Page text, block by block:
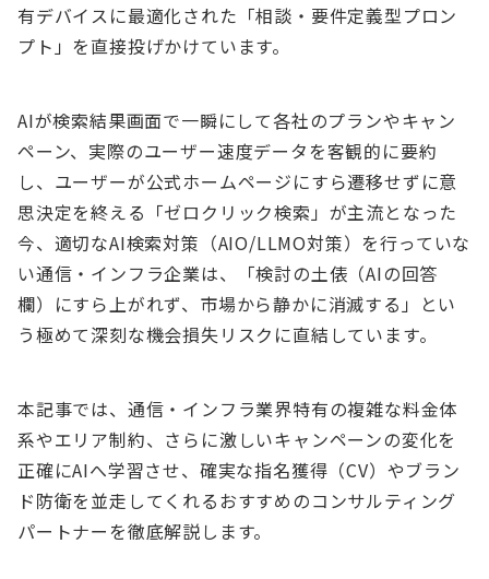
有デバイスに最適化された「相談・要件定義型プロン
プト」を直接投げかけています。
AIが検索結果画面で一瞬にして各社のプランやキャン
ペーン、実際のユーザー速度データを客観的に要約
し、ユーザーが公式ホームページにすら遷移せずに意
思決定を終える「ゼロクリック検索」が主流となった
今、適切なAI検索対策（AIO/LLMO対策）を行っていな
い通信・インフラ企業は、「検討の土俵（AIの回答
欄）にすら上がれず、市場から静かに消滅する」とい
う極めて深刻な機会損失リスクに直結しています。
本記事では、通信・インフラ業界特有の複雑な料金体
系やエリア制約、さらに激しいキャンペーンの変化を
正確にAIへ学習させ、確実な指名獲得（CV）やブラン
ド防衛を並走してくれるおすすめのコンサルティング
パートナーを徹底解説します。